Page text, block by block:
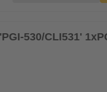
530/CLI531'